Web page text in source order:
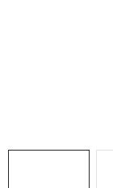
NABÍJEČKY